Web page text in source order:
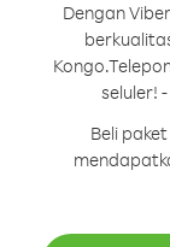
Dengan
Kongo.
seluler!
Beli